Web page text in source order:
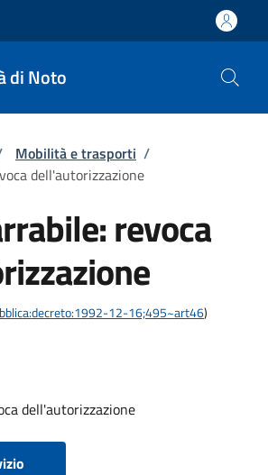
di Noto
pane
Mobilità e trasporti /
dell'autorizzazione
revoca
12-16;495~art46)
dell'autorizzazione